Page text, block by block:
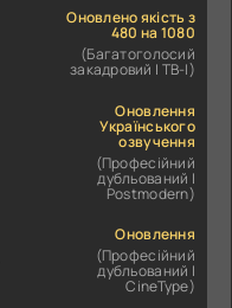
Оновлено якість з
480 на 1080
(Багатоголосий
закадровий | ТВ-І)
Оновлення
Українського
озвучення
(Професійний
дубльований |
Postmodern)
Оновлення
(Професійний
дубльований |
CineType)